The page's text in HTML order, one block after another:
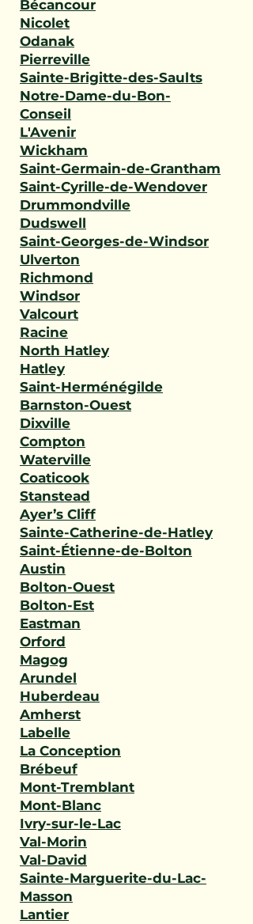
Bécancour
Nicolet
Odanak
Pierreville
Sainte-Brigitte-des-Saults
Notre-Dame-du-Bon-
Conseil
L'Avenir
Wickham
Saint-Germain-de-Grantham
Saint-Cyrille-de-Wendover
Drummondville
Dudswell
Saint-Georges-de-Windsor
Ulverton
Richmond
Windsor
Valcourt
Racine
North Hatley
Hatley
Saint-Herménégilde
Barnston-Ouest
Dixville
Compton
Waterville
Coaticook
Stanstead
Ayer’s Cliff
Sainte-Catherine-de-Hatley
Saint-Étienne-de-Bolton
Austin
Bolton-Ouest
Bolton-Est
Eastman
Orford
Magog
Arundel
Huberdeau
Amherst
Labelle
La Conception
Brébeuf
Mont-Tremblant
Mont-Blanc
Ivry-sur-le-Lac
Val-Morin
Val-David
Sainte-Marguerite-du-Lac-
Masson
Lantier